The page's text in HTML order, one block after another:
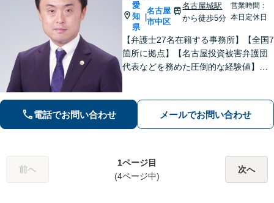
愛
知
県
|
名古屋
市中区
名古屋城駅
から徒歩5分
営業時間：
本日定休日
【弁護士27名在籍する事務所】【全国7
箇所に拠点】【名古屋投資被害弁護団
代表などを務めた圧倒的な経験値】投
せください【初回相談無料】【メディ
ア出演やセミナー講演多数】
電話でお問い合わせ メールでお問い合わせ
前へ
1ページ目
(4ページ中)
次へ